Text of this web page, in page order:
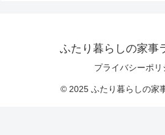
ふたり暮らしの家事
プライバシーポリ
© 2025 ふたり暮らしの家